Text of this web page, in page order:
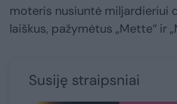
moteris nusiuntė miljardieriui
laiškus, pažymėtus „Mette“ ir
Susiję straipsniai